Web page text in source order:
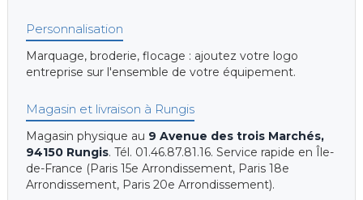
Personnalisation
Marquage, broderie, flocage : ajoutez votre logo
entreprise sur l'ensemble de votre équipement.
Magasin et livraison à Rungis
Magasin physique au 9 Avenue des trois Marchés,
94150 Rungis. Tél. 01.46.87.81.16. Service rapide en Île-
de-France (Paris 15e Arrondissement, Paris 18e
Arrondissement, Paris 20e Arrondissement).